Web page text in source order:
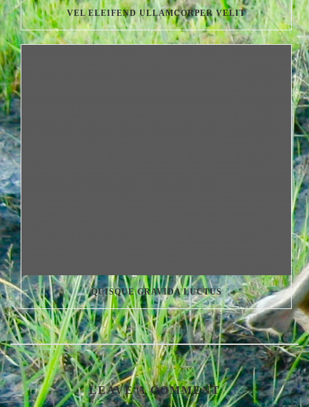
VEL ELEIFEND ULLAMCORPER VELIT
QUISQUE GRAVIDA LUCTUS
LEAVE A COMMENT